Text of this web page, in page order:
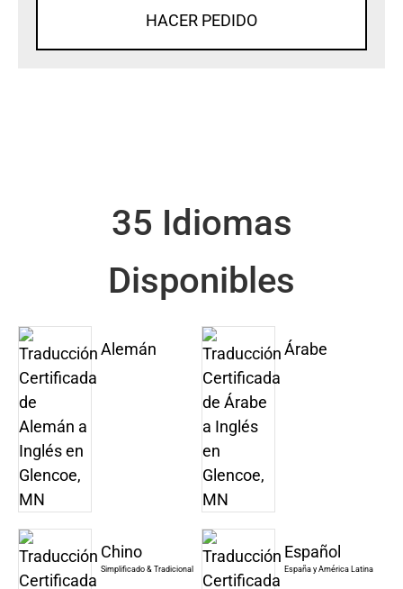
HACER PEDIDO
35 Idiomas
Disponibles
Alemán Árabe
Chino
Simplificado & Tradicional
Español
España y América Latina